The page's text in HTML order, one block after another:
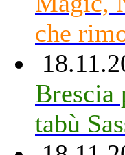
che
Brescia
tabù